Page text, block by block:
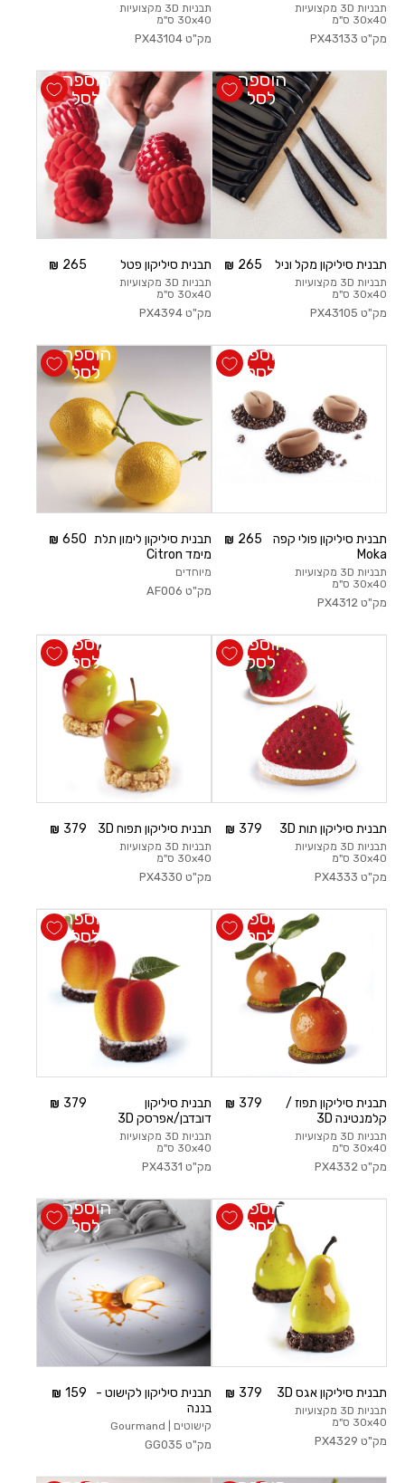
תבניות 3D מקצועיות
30x40 ס"מ
מק"ט PX43133
תבניות 3D מקצועיות
30x40 ס"מ
מק"ט PX43104
תבנית סיליקון מקל וניל
תבניות 3D מקצועיות
30x40 ס"מ
מק"ט PX43105
265
הוספה
לסל
תבנית סיליקון פטל
תבניות 3D מקצועיות
30x40 ס"מ
מק"ט PX4394
265
הוספה
לסל
תבנית סיליקון פולי קפה
Moka
תבניות 3D מקצועיות
30x40 ס"מ
מק"ט PX4312
265
הוספה
לסל
תבנית סיליקון לימון תלת
מימד Citron
מיוחדים
מק"ט AF006
650
הוספה
לסל
תבנית סיליקון תות 3D
תבניות 3D מקצועיות
30x40 ס"מ
מק"ט PX4333
379
הוספה
לסל
תבנית סיליקון תפוח 3D
תבניות 3D מקצועיות
30x40 ס"מ
מק"ט PX4330
379
הוספה
לסל
תבנית סיליקון תפוז /
קלמנטינה 3D
תבניות 3D מקצועיות
30x40 ס"מ
מק"ט PX4332
379
הוספה
לסל
תבנית סיליקון
דובדבן/אפרסק 3D
תבניות 3D מקצועיות
30x40 ס"מ
מק"ט PX4331
379
הוספה
לסל
תבנית סיליקון אגס 3D
תבניות 3D מקצועיות
30x40 ס"מ
מק"ט PX4329
379
הוספה
לסל
תבנית סיליקון לקישוט -
בננה
קישוטים | Gourmand
מק"ט GG035
159
הוספה
לסל